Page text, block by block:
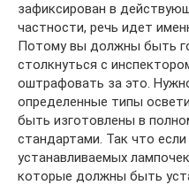
зафиксирован в
частности, речь идет
Потому вы должны быть
столкнуться с
оштрафовать за это.
определенные типы
быть изготовлены в
стандартами. Так что если
устанавливаемых
которые должны быть